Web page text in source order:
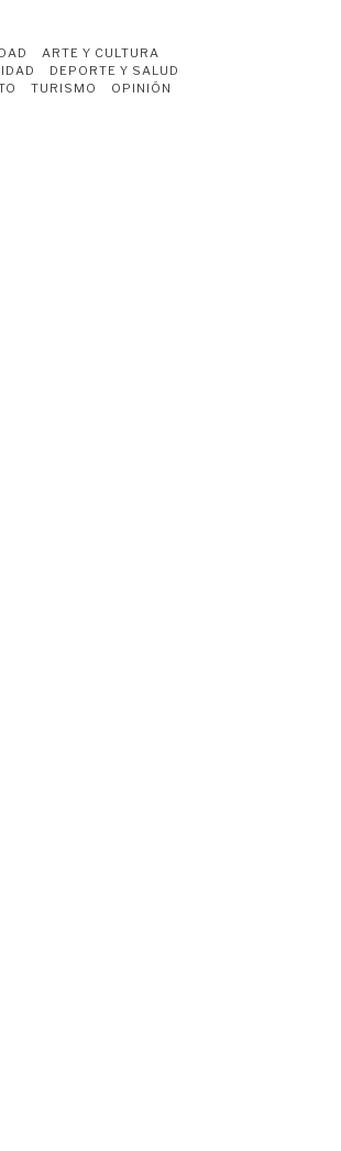
ARTE Y CULTURA
DEPORTE Y SALUD
TURISMO OPINIÓN